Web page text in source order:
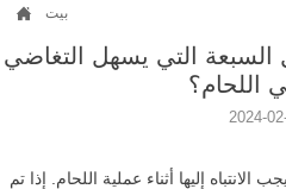
 بيت
التي يسهل التغاضي
اللحام؟
2024-
الانتباه إليها أثناء عملية اللحام. إذا تم